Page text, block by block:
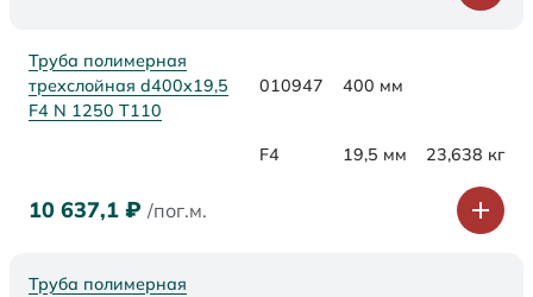
Труба полимерная
трехслойная d400x19,5
F4 N 1250 Т110
010947 400 мм
F4 19,5 мм 23,638 кг
10 637,1 ₽ /пог.м.
Труба полимерная